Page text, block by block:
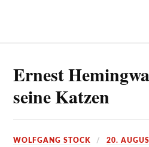
Ernest
seine Katzen
WOLFGANG STOCK 20.